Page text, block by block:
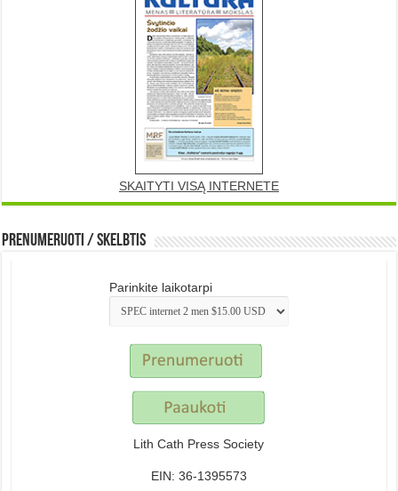
SKAITYTI VISĄ INTERNETE
Prenumeruoti / Skelbtis
Parinkite laikotarpi
Lith Cath Press Society
EIN: 36-1395573